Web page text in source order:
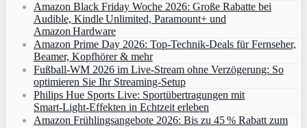
Amazon Black Friday Woche 2026: Große Rabatte bei
Audible, Kindle Unlimited, Paramount+ und
Amazon Hardware
Amazon Prime Day 2026: Top-Technik-Deals für Fernseher,
Beamer, Kopfhörer & mehr
Fußball-WM 2026 im Live-Stream ohne Verzögerung: So
optimieren Sie Ihr Streaming-Setup
Philips Hue Sports Live: Sportübertragungen mit
Smart‑Light‑Effekten in Echtzeit erleben
Amazon Frühlingsangebote 2026: Bis zu 45 % Rabatt zum